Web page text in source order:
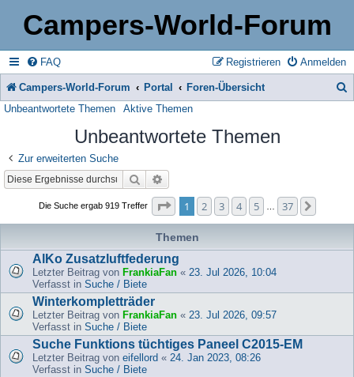
Campers-World-Forum
FAQ Anmelden
Registrieren
Campers-World-Forum Portal Foren-Übersicht
Unbeantwortete Themen Aktive Themen
Unbeantwortete Themen
Zur erweiterten Suche
Suche
Die Suche ergab 919 Treffer Seite von
1 2 3 4 5 37
Themen
AlKo Zusatzluftfederung
Letzter Beitrag von FrankiaFan « 23. Jul 2026, 10:04
Verfasst in Suche / Biete
Winterkompletträder
Letzter Beitrag von FrankiaFan « 23. Jul 2026, 09:57
Verfasst in Suche / Biete
Suche Funktions tüchtiges Paneel C2015-EM
Letzter Beitrag von eifellord « 24. Jan 2023, 08:26
Verfasst in Suche / Biete